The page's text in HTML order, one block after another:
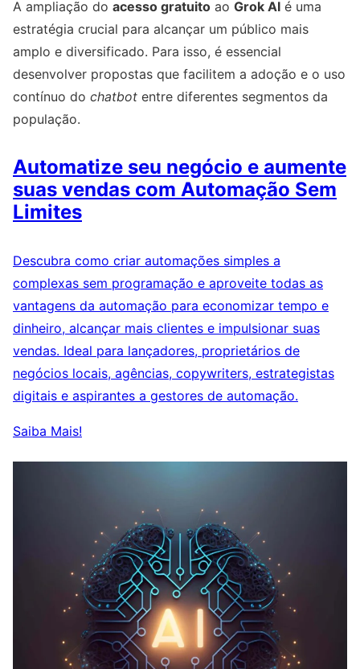
A ampliação do acesso gratuito ao Grok AI é uma
estratégia crucial para alcançar um público mais
amplo e diversificado. Para isso, é essencial
desenvolver propostas que facilitem a adoção e o uso
contínuo do chatbot entre diferentes segmentos da
população.
Automatize seu negócio e aumente
suas vendas com Automação Sem
Limites
Descubra como criar automações simples a
complexas sem programação e aproveite todas as
vantagens da automação para economizar tempo e
dinheiro, alcançar mais clientes e impulsionar suas
vendas. Ideal para lançadores, proprietários de
negócios locais, agências, copywriters, estrategistas
digitais e aspirantes a gestores de automação.
Saiba Mais!